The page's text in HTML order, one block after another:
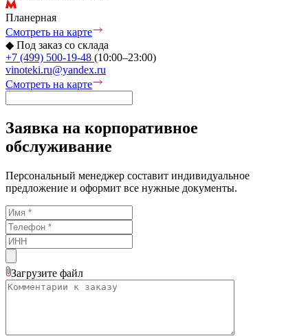
Планерная
Смотреть на карте
◆ Под заказ со склада
+7 (499) 500-19-48 (10:00–23:00)
vinoteki.ru@yandex.ru
Смотреть на карте
Заявка на корпоративное
обслуживание
Персональный менеджер составит индивидуальное
предложение и оформит все нужные документы.
Загрузите файл